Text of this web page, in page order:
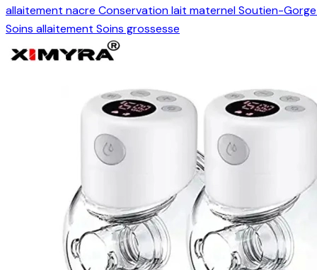
allaitement nacre Conservation lait maternelSoutien-
Soins allaitement Soins grossesse